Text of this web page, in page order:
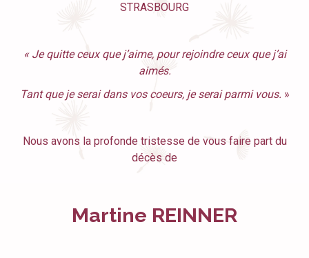
STRASBOURG
« Je quitte ceux que j’aime, pour rejoindre ceux que j’ai
aimés.
Tant que je serai dans vos coeurs, je serai parmi vous. »
Nous avons la profonde tristesse de vous faire part du
décès de
Martine REINNER